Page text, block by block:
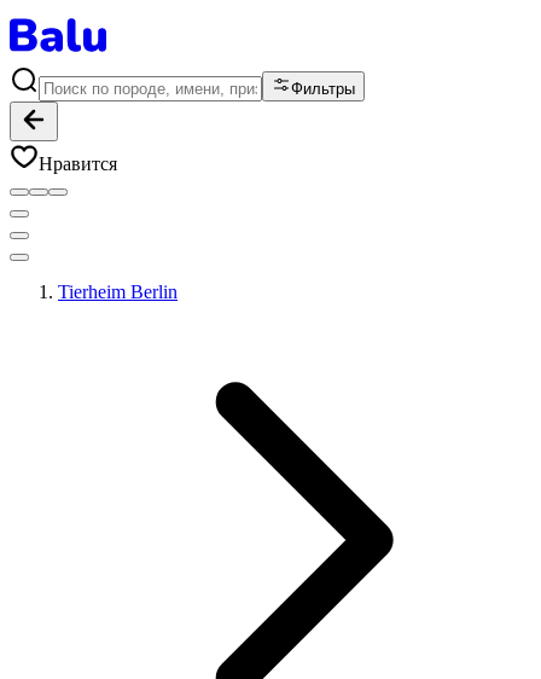
Фильтры
Нравится
Tierheim Berlin